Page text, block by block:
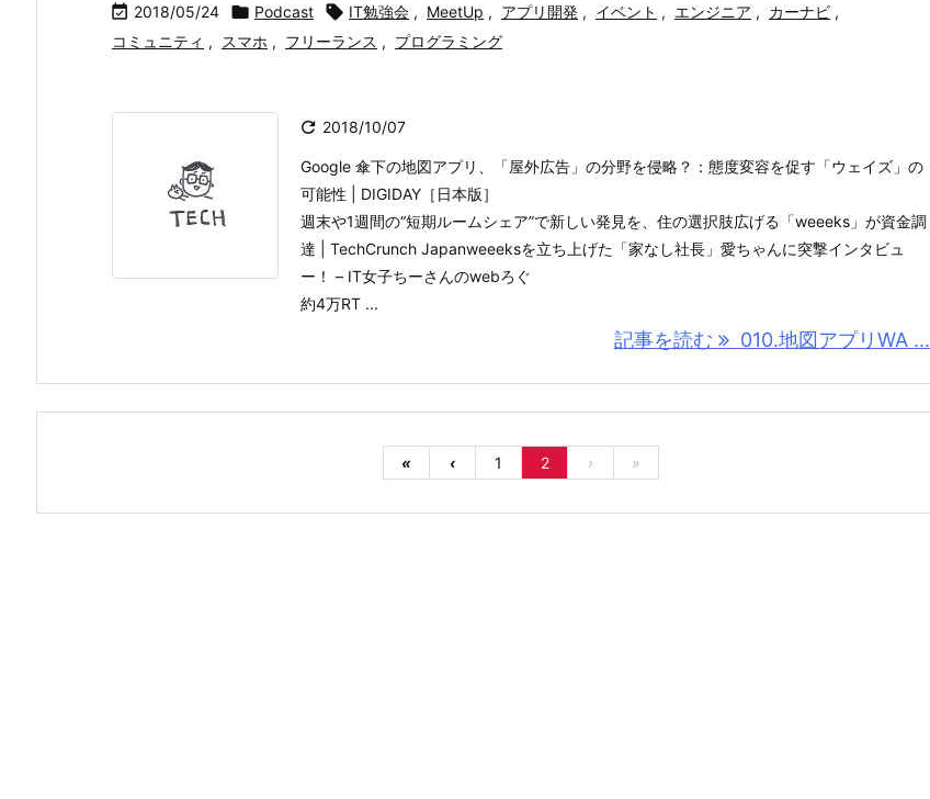
 2018/05/24  Podcast  IT勉強会 , MeetUp , アプリ開発 , イベント , エンジニア , カーナビ ,
コミュニティ , スマホ , フリーランス , プログラミング
 2018/10/07
Google 傘下の地図アプリ、「屋外広告」の分野を侵略？：態度変容を促す「ウェイズ」の
可能性 | DIGIDAY［日本版］
週末や1週間の“短期ルームシェア”で新しい発見を、住の選択肢広げる「weeeks」が資金調
達 | TechCrunch Japanweeeksを立ち上げた「家なし社長」愛ちゃんに突撃インタビュ
ー！ – IT女子ちーさんのwebろぐ
約4万RT ...
記事を読む 010.地図アプリWA ...
« ‹ 1 2 › »